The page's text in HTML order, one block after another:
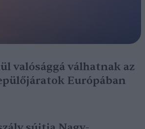
valósággá válhatnak az
Európában